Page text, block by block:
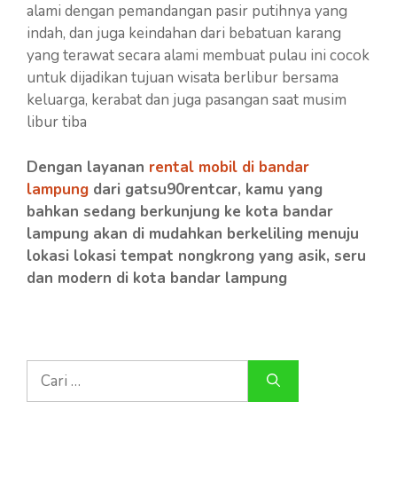
alami dengan pemandangan pasir putihnya yang
indah, dan juga keindahan dari bebatuan karang
yang terawat secara alami membuat pulau ini cocok
untuk dijadikan tujuan wisata berlibur bersama
keluarga, kerabat dan juga pasangan saat musim
libur tiba
Dengan layanan rental mobil di bandar
lampung dari gatsu90rentcar, kamu yang
bahkan sedang berkunjung ke kota bandar
lampung akan di mudahkan berkeliling menuju
lokasi lokasi tempat nongkrong yang asik, seru
dan modern di kota bandar lampung
Cari
untuk: